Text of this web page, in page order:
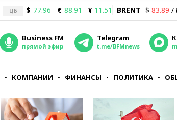
ЦБ $ 77.96 € 88.91 ¥ 11.51 BRENT $ 83.89 /
Business FM
прямой эфир
Telegram
t.me/BFMnews
КОМПАНИИ ФИНАНСЫ ПОЛИТИКА